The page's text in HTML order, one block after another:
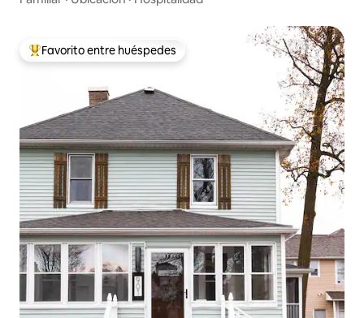
Favorito entre huéspedes preferido
Favorito entre huéspedes